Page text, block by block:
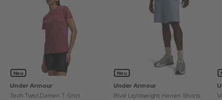
Neu
Under Armour
Tech Twist Damen T-Shirt
Neu
Under Armour
Rival Lightweight Herren Shorts